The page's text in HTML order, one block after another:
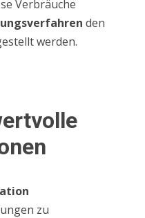
Verbräuche
den
werden.
zu